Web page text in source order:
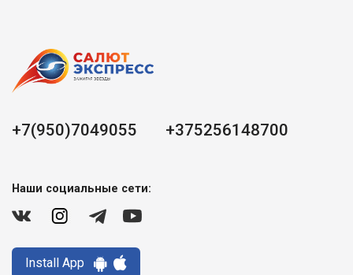
+7(950)7049055 +375256148700
Наши социальные сети:
Install App